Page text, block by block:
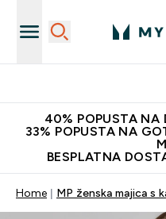
40% POPUSTA NA
33% POPUSTA NA
BESPLATNA
Home MP ženska majica s